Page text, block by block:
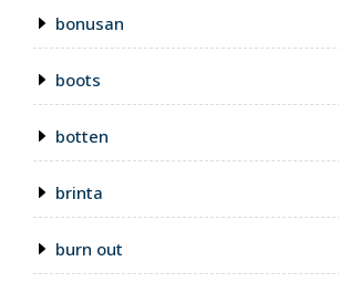
bonusan
boots
botten
brinta
burn out